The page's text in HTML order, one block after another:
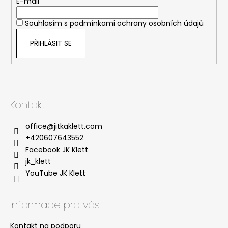
Souhlasím s podmínkami ochrany osobních údajů
PŘIHLÁSIT SE
Kontakt
office@jitkaklett.com
+420607643552
Facebook JK Klett
jk_klett
YouTube JK Klett
Informace pro vás
Kontakt na podporu